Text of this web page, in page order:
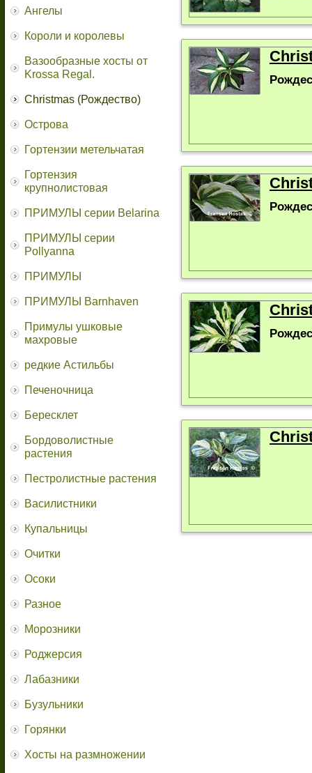
Ангелы
Короли и королевы
Вазообразные хосты от
Krossa Regal.
Christmas (Рождество)
Острова
Гортензии метельчатая
Гортензия
крупнолистовая
ПРИМУЛЫ серии Belarina
ПРИМУЛЫ серии
Pollyanna
ПРИМУЛЫ
ПРИМУЛЫ Barnhaven
Примулы ушковые
махровые
редкие Астильбы
Печеночница
Бересклет
Бордоволистные
растения
Пестролистные растения
Василистники
Купальницы
Очитки
Осоки
Разное
Морозники
Роджерсия
Лабазники
Бузульники
Горянки
Хосты на размножении